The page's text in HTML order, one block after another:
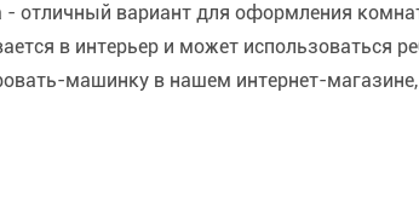
отличный вариант для оформления
в интерьер и может использоваться
машинку в нашем интернет-